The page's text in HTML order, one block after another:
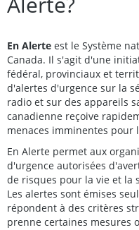
En Alerte est le Système
Canada. Il s'agit d'une
fédéral, provinciaux et
d'alertes d'urgence sur la
radio et sur des appareils
canadienne reçoive
menaces imminentes pour
En Alerte permet aux
d'urgence autorisées
de risques pour la vie et la
Les alertes sont émises
répondent à des critères
prenne certaines mesures